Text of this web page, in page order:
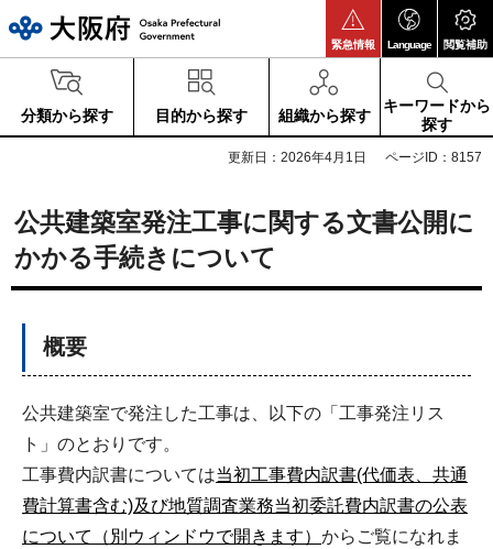
緊急情報 Language 閲覧補助
分類から探す 目的から探す 組織から探す
キーワードから
探す
更新日：2026年4月1日 ページID：8157
公共建築室発注工事に関する文書公開に
かかる手続きについて
概要
公共建築室で発注した工事は、以下の「工事発注リス
ト」のとおりです。
工事費内訳書については当初工事費内訳書(代価表、共通
費計算書含む)及び地質調査業務当初委託費内訳書の公表
について（別ウィンドウで開きます） からご覧になれま